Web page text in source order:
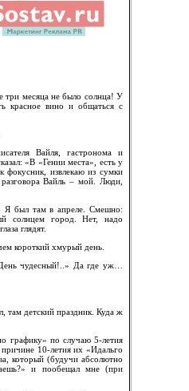
три месяца не было солнца! У
красное вино и общаться с
Вайля, гастронома и
«В «Гении места», есть у
извлекаю из сумки
Вайль – мой. Люди,
Я был там в апреле. Смешно:
солнцем город. Нет, надо
глядят.
короткий хмурый день.
чудесный!..» Да где уж…
там детский праздник. Куда ж
графику» по случаю 5-летия
10-летия их «Идальго
который (будучи абсолютно
и пообещал мне (при